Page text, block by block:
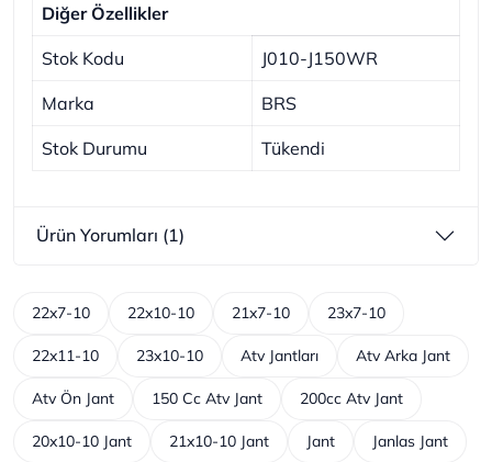
Diğer Özellikler
Stok Kodu J010-J150WR
Marka BRS
Stok Durumu Tükendi
Ürün Yorumları (1)
22x7-10 22x10-10 21x7-10 23x7-10
22x11-10 23x10-10 Atv Jantları Atv Arka Jant
Atv Ön Jant 150 Cc Atv Jant 200cc Atv Jant
20x10-10 Jant 21x10-10 Jant Jant Janlas Jant